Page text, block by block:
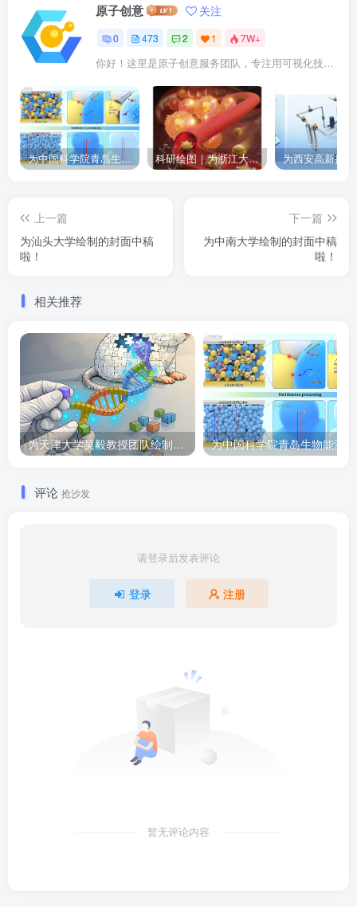
原子创意 关注
0 473 2 1 7W+
你好！这里是原子创意服务团队，专注用可视化技术点亮科研成果。我们提供： ✓ 期刊封面设计 ✓ 论文插图优化 ✓ 二维三维动画 ✓ 数字孪生建模 已成功服务10000+企业及科研人士。
为中国科学院青岛生物能源与过程研究所绘制的插图作品 科研绘图｜为浙江大学绘制的封面中稿啦！
上一篇
为汕头大学绘制的封面中稿
啦！
下一篇
为中南大学绘制的封面中稿
啦！
相关推荐
为天津大学吴毅教授团队绘制的Cell子刊封面作品
评论 抢沙发
请登录后发表评论
登录 注册
暂无评论内容